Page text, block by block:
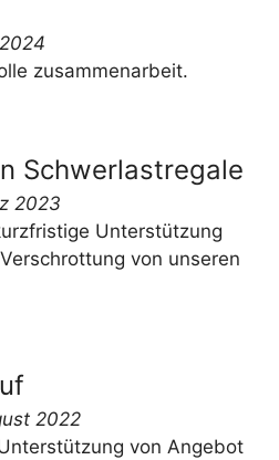
zusammenarbeit.
Schwerlastregale
2023
Unterstützung
von unseren
2022
von Angebot